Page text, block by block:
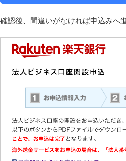
確認後、間違いがなければ申込みへ